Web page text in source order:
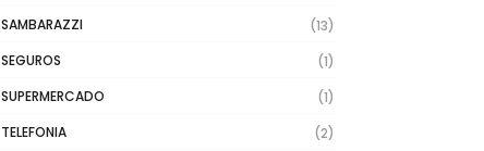
SAMBARAZZI
(13)
SEGUROS
(1)
SUPERMERCADO
(1)
TELEFONIA
(2)